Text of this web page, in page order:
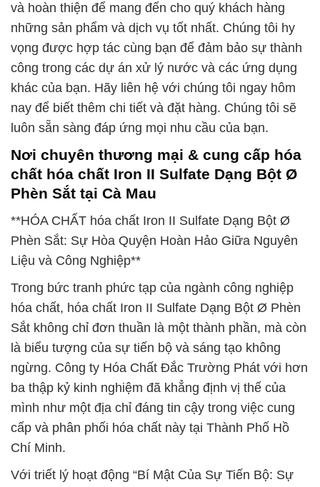
và hoàn thiện để mang đến cho quý khách hàng
những sản phẩm và dịch vụ tốt nhất. Chúng tôi hy
vọng được hợp tác cùng bạn để đảm bảo sự thành
công trong các dự án xử lý nước và các ứng dụng
khác của bạn. Hãy liên hệ với chúng tôi ngay hôm
nay để biết thêm chi tiết và đặt hàng. Chúng tôi sẽ
luôn sẵn sàng đáp ứng mọi nhu cầu của bạn.
Nơi chuyên thương mại & cung cấp hóa
chất hóa chất Iron II Sulfate Dạng Bột Ø
Phèn Sắt tại Cà Mau
**HÓA CHẤT hóa chất Iron II Sulfate Dạng Bột Ø
Phèn Sắt: Sự Hòa Quyện Hoàn Hảo Giữa Nguyên
Liệu và Công Nghiệp**
Trong bức tranh phức tạp của ngành công nghiệp
hóa chất, hóa chất Iron II Sulfate Dạng Bột Ø Phèn
Sắt không chỉ đơn thuần là một thành phần, mà còn
là biểu tượng của sự tiến bộ và sáng tạo không
ngừng. Công ty Hóa Chất Đắc Trường Phát với hơn
ba thập kỷ kinh nghiệm đã khẳng định vị thế của
mình như một địa chỉ đáng tin cậy trong việc cung
cấp và phân phối hóa chất này tại Thành Phố Hồ
Chí Minh.
Với triết lý hoạt động “Bí Mật Của Sự Tiến Bộ: Sự